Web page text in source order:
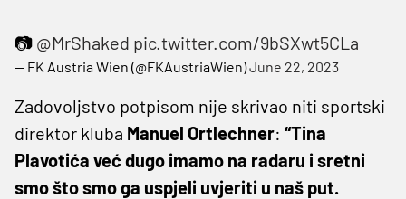
📷 @MrShaked pic.twitter.com/9bSXwt5CLa
— FK Austria Wien (@FKAustriaWien)June 22, 2023
Zadovoljstvo potpisom nije skrivao niti sportski
direktor kluba Manuel Ortlechner: “Tina
Plavotića već dugo imamo na radaru i sretni
smo što smo ga uspjeli uvjeriti u naš put.